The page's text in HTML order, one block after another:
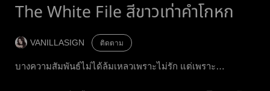
The White File สีขาวเท่าคำโกหก
VANILLASIGN ติดตาม
บางความสัมพันธ์ไม่ได้ล้มเหลวเพราะไม่รัก แต่เพราะ…